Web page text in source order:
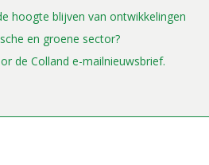
hoogte blijven van ontwikkelingen
en groene sector?
de Colland e-mailnieuwsbrief.